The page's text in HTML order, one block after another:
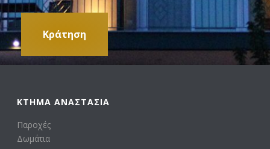
Κράτηση
ΚΤΗΜΑ ΑΝΑΣΤΑΣΙΑ
Παροχές
Δωμάτια